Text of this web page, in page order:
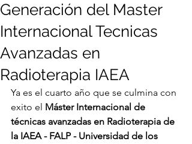
Generación del Master
Internacional Tecnicas
Avanzadas en
Radioterapia IAEA
Ya es el cuarto año que se culmina con
exito el Máster Internacional de
técnicas avanzadas en Radioterapia de
la IAEA - FALP - Universidad de los